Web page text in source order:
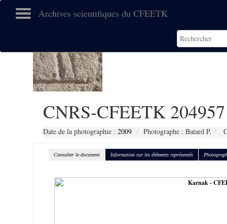
Archives scientifiques du CFEETK
CNRS-CFEETK 204957
Date de la photographie : 2009 Photographe : Batard P.
Consulter le document Information sur les éléments représentés